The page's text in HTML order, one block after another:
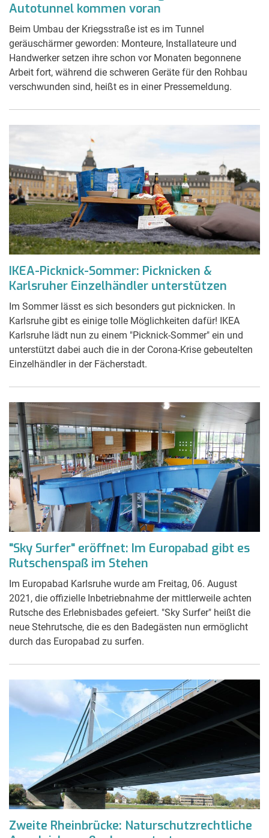
Autotunnel kommen voran
Beim Umbau der Kriegsstraße ist es im Tunnel
geräuschärmer geworden: Monteure, Installateure und
Handwerker setzen ihre schon vor Monaten begonnene
Arbeit fort, während die schweren Geräte für den Rohbau
verschwunden sind, heißt es in einer Pressemeldung.
IKEA-Picknick-Sommer: Picknicken &
Karlsruher Einzelhändler unterstützen
Im Sommer lässt es sich besonders gut picknicken. In
Karlsruhe gibt es einige tolle Möglichkeiten dafür! IKEA
Karlsruhe lädt nun zu einem "Picknick-Sommer" ein und
unterstützt dabei auch die in der Corona-Krise gebeutelten
Einzelhändler in der Fächerstadt.
"Sky Surfer" eröffnet: Im Europabad gibt es
Rutschenspaß im Stehen
Im Europabad Karlsruhe wurde am Freitag, 06. August
2021, die offizielle Inbetriebnahme der mittlerweile achten
Rutsche des Erlebnisbades gefeiert. "Sky Surfer" heißt die
neue Stehrutsche, die es den Badegästen nun ermöglicht
durch das Europabad zu surfen.
Zweite Rheinbrücke: Naturschutzrechtliche